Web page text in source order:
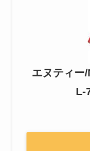
エヌティー
L-